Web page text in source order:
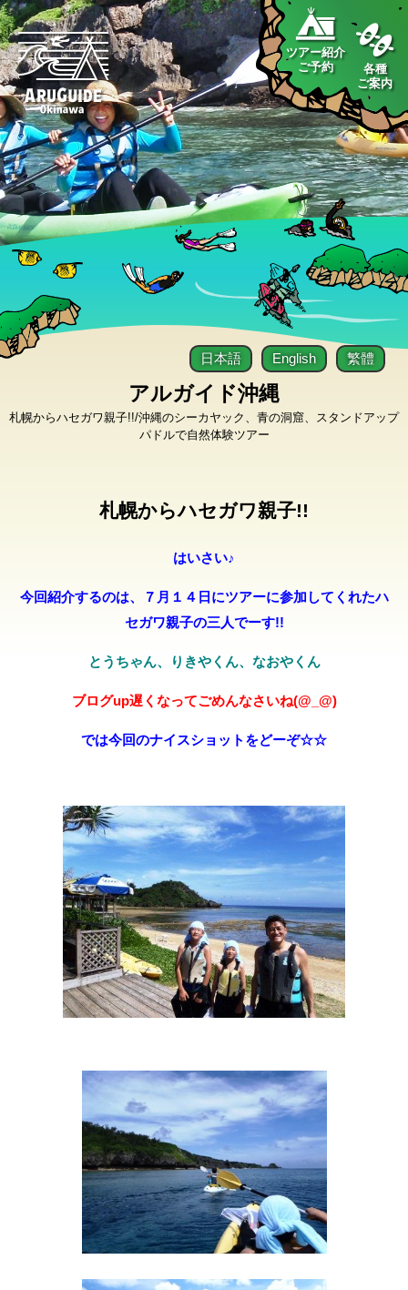
ツアー紹介
ご予約
各種
ご案内
アルガイド沖縄
札幌からハセガワ親子!!/沖縄のシーカヤック、青の洞窟、スタンドアップ
パドルで自然体験ツアー
日本語 English 繁體
札幌からハセガワ親子!!
はいさい♪
今回紹介するのは、７月１４日にツアーに参加してくれたハ
セガワ親子の三人でーす!!
とうちゃん、りきやくん、なおやくん
ブログup遅くなってごめんなさいね(@_@)
では今回のナイスショットをどーぞ☆☆